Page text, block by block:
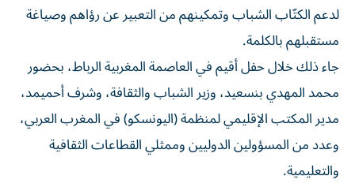
لدعم الكتّاب الشباب وتمكينهم من التعبير عن رؤاهم وصياغة
مستقبلهم بالكلمة.
جاء ذلك خلال حفل أقيم في العاصمة المغربية الرباط، بحضور
محمد المهدي بنسعيد، وزير الشباب والثقافة، وشرف أحميمد،
مدير المكتب الإقليمي لمنظمة (اليونسكو) في المغرب العربي،
وعدد من المسؤولين الدوليين وممثلي القطاعات الثقافية
والتعليمية.